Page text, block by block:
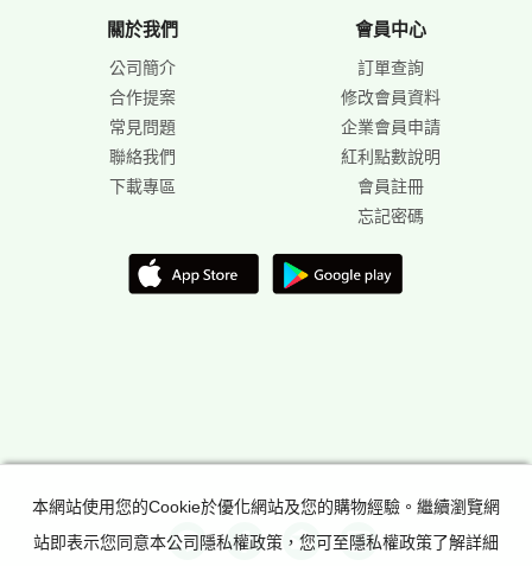
關於我們
公司簡介
合作提案
常見問題
聯絡我們
下載專區
會員中心
訂單查詢
修改會員資料
企業會員申請
紅利點數說明
會員註冊
忘記密碼
本網站使用您的Cookie於優化網站及您的購物經驗。繼續瀏覽網
站即表示您同意本公司隱私權政策，您可至隱私權政策了解詳細